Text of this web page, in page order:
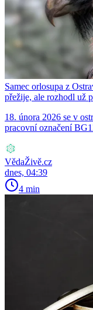
Samec orlosupa z
přežije, ale rozhodl už
18. února 2026 se v
pracovní označení
VědaŽivě.cz
dnes, 04:39
4 min